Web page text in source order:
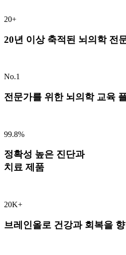
20+
20년 이상 축적된 뇌의학 전
No.1
전문가를 위한 뇌의학 교육
99.8%
정확성 높은 진단과
치료 제품
20K+
브레인올로 건강과 회복을